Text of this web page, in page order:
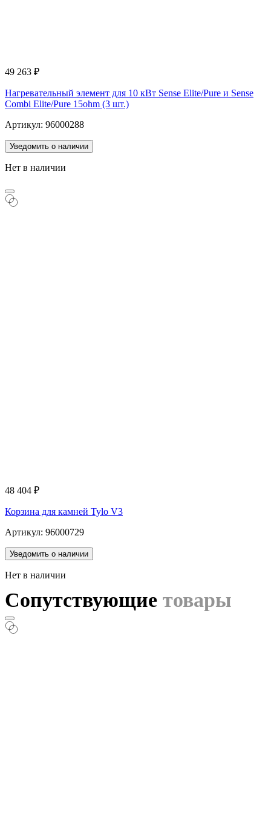
49 263 ₽
Нагревательный элемент для 10 кВт Sense Elite/Pure и Sense
Combi Elite/Pure 15ohm (3 шт.)
Артикул: 96000288
Уведомить о наличии
Нет в наличии
48 404 ₽
Корзина для камней Tylo V3
Артикул: 96000729
Уведомить о наличии
Нет в наличии
Сопутствующие товары